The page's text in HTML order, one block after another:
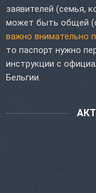
заявителей (семья,
может быть общей
важно внимательно
то паспорт нужно
инструкции с
Бельгии.